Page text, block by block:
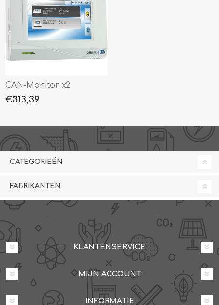
CAN-Monitor x2
€313,39
CATEGORIEËN
FABRIKANTEN
KLANTENSERVICE
MIJN ACCOUNT
INFORMATIE